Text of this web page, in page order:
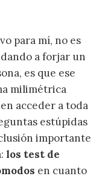
para mí, no es
a forjar un
es que ese
milimétrica
acceder a toda
estúpidas
importante
los test de
en cuanto